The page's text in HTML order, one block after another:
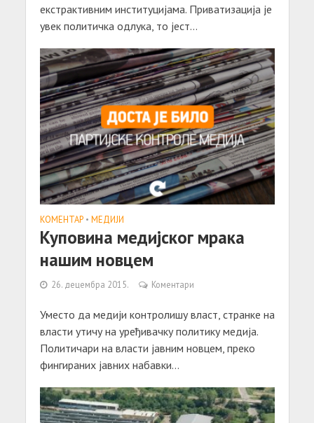
екстрaктивним институцијaмa. Привaтизaцијa је
увек политичкa одлукa, то јест...
КОМЕНТАР • МЕДИЈИ
Куповина медијског мрака
нашим новцем
26. децембра 2015. Коментари
Уместо да медији контролишу власт, странке на
власти утичу на уређивачку политику медија.
Политичари на власти јавним новцем, преко
фингираних јавних набавки...